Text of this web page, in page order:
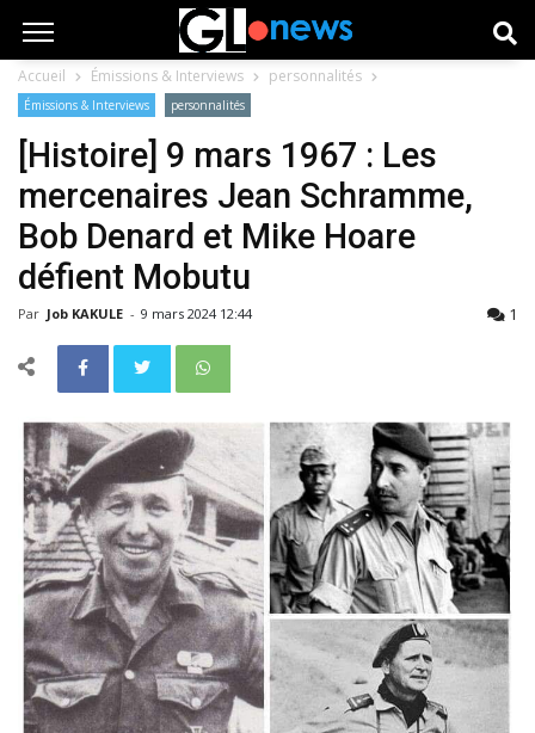
Accueil Émissions & Interviews personnalités
Émissions & Interviews personnalités
[Histoire] 9 mars 1967 : Les
mercenaires Jean Schramme,
Bob Denard et Mike Hoare
défient Mobutu
Par Job KAKULE - 9 mars 2024 12:44 1